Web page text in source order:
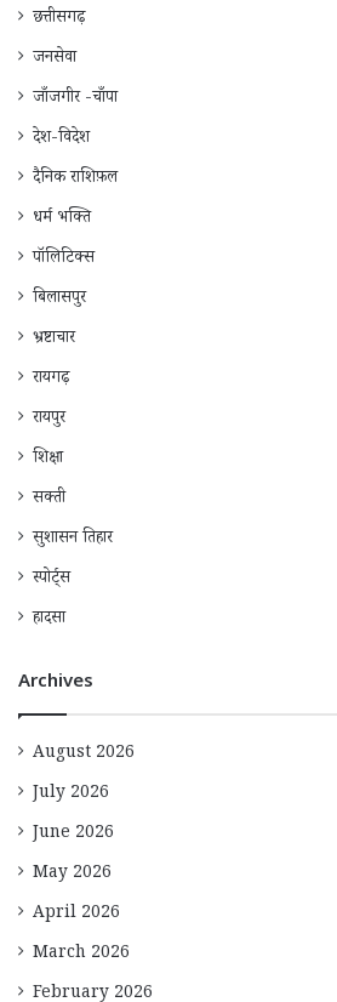
छत्तीसगढ़
जनसेवा
जाँजगीर -चाँपा
देश-विदेश
दैनिक राशिफ़ल
धर्म भक्ति
पॉलिटिक्स
बिलासपुर
भ्रष्टाचार
रायगढ़
रायपुर
शिक्षा
सक्ती
सुशासन तिहार
स्पोर्ट्स
हादसा
Archives
August 2026
July 2026
June 2026
May 2026
April 2026
March 2026
February 2026